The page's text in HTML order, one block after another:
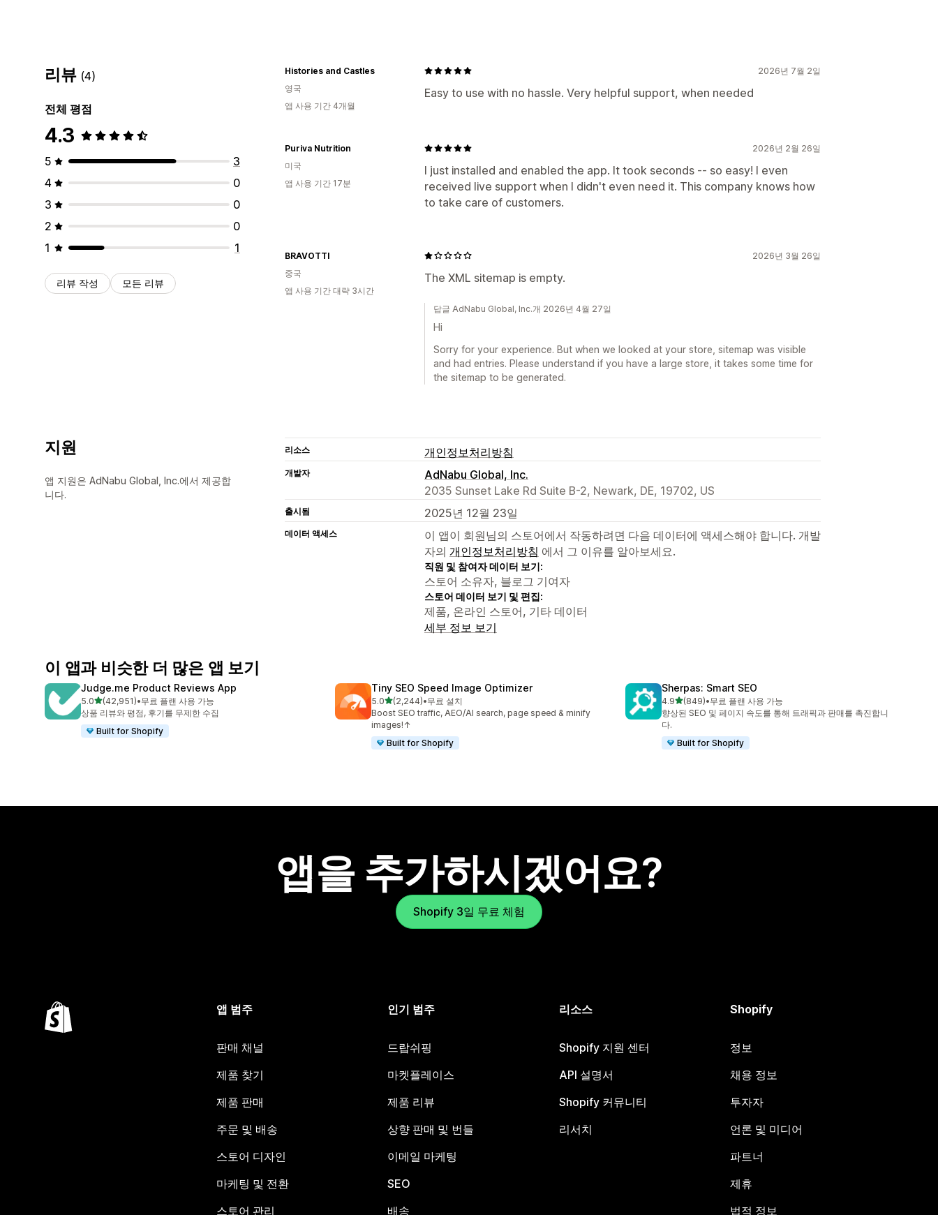
감사 순위 추적
리뷰 (4)
전체 평점
4.3
5
3
4
0
3
0
2
0
1
1
리뷰 작성 모든 리뷰
2026년 7월 2일
Easy to use with no hassle. Very helpful support, when needed
Histories and Castles
영국
앱 사용 기간 4개월
2026년 2월 26일
I just installed and enabled the app. It took seconds -- so easy! I even
received live support when I didn't even need it. This company knows how
to take care of customers.
Puriva Nutrition
미국
앱 사용 기간 17분
2026년 3월 26일
The XML sitemap is empty.
BRAVOTTI
중국
앱 사용 기간 대략 3시간
답글 AdNabu Global, Inc.개 2026년 4월 27일
Hi
Sorry for your experience. But when we looked at your store, sitemap was visible
and had entries. Please understand if you have a large store, it takes some time for
the sitemap to be generated.
지원
앱 지원은 AdNabu Global, Inc.에서 제공합
니다.
리소스 개인정보처리방침
개발자
AdNabu Global, Inc.
2035 Sunset Lake Rd Suite B-2, Newark, DE, 19702, US
출시됨 2025년 12월 23일
데이터 액세스
이 앱이 회원님의 스토어에서 작동하려면 다음 데이터에 액세스해야 합니다. 개발
자의 개인정보처리방침 에서 그 이유를 알아보세요.
직원 및 참여자 데이터 보기:
스토어 소유자, 블로그 기여자
스토어 데이터 보기 및 편집:
제품, 온라인 스토어, 기타 데이터
세부 정보 보기
이 앱과 비슷한 더 많은 앱 보기
Judge.me Product Reviews App
5.0별 5개 중
(42,951)
총 리뷰 42951개
•무료 플랜 사용 가능
상품 리뷰와 평점, 후기를 무제한 수집
Built for Shopify
Tiny SEO Speed Image Optimizer
5.0별 5개 중
(2,244)
총 리뷰 2244개
•무료 설치
Boost SEO traffic, AEO/AI search, page speed & minify
images!↑
Built for Shopify
Sherpas: Smart SEO
4.9별 5개 중
(849)
총 리뷰 849개
•무료 플랜 사용 가능
향상된 SEO 및 페이지 속도를 통해 트래픽과 판매를 촉진합니
다.
Built for Shopify
앱을 추가하시겠어요?
Shopify 3일 무료 체험
앱 범주
판매 채널
제품 찾기
제품 판매
주문 및 배송
스토어 디자인
마케팅 및 전환
스토어 관리
인기 범주
드랍쉬핑
마켓플레이스
제품 리뷰
상향 판매 및 번들
이메일 마케팅
SEO
배송
리소스
Shopify 지원 센터
API 설명서
Shopify 커뮤니티
리서치
Shopify
정보
채용 정보
투자자
언론 및 미디어
파트너
제휴
법적 정보